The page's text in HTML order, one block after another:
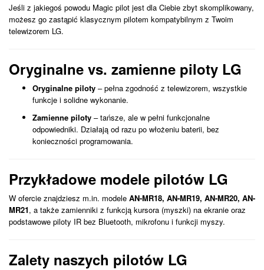
Jeśli z jakiegoś powodu Magic pilot jest dla Ciebie zbyt skomplikowany,
możesz go zastąpić klasycznym pilotem kompatybilnym z Twoim
telewizorem LG.
Oryginalne vs. zamienne piloty LG
Oryginalne piloty – pełna zgodność z telewizorem, wszystkie
funkcje i solidne wykonanie.
Zamienne piloty – tańsze, ale w pełni funkcjonalne
odpowiedniki. Działają od razu po włożeniu baterii, bez
konieczności programowania.
Przykładowe modele pilotów LG
W ofercie znajdziesz m.in. modele AN-MR18, AN-MR19, AN-MR20, AN-
MR21, a także zamienniki z funkcją kursora (myszki) na ekranie oraz
podstawowe piloty IR bez Bluetooth, mikrofonu i funkcji myszy.
Zalety naszych pilotów LG